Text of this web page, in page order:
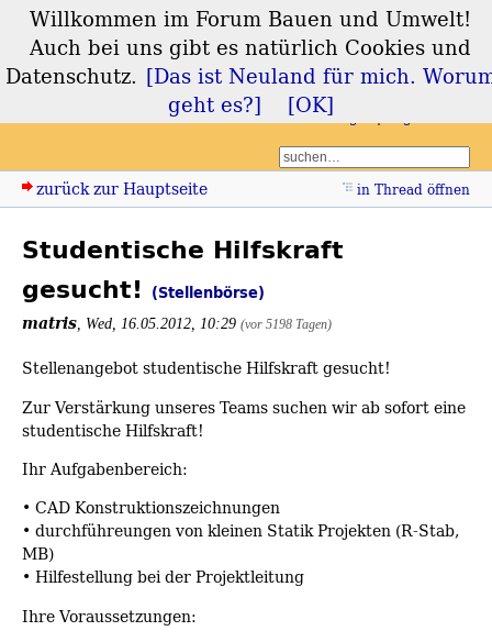
Forum Bauen und
Umwelt
zurück zur Hauptseite in Thread öffnen
Studentische Hilfskraft
gesucht! (Stellenbörse)
matris Wed, 16.05.2012, 10:29 (vor 5198 Tagen)
Stellenangebot studentische Hilfskraft gesucht!
Zur Verstärkung unseres Teams suchen wir ab sofort eine
studentische Hilfskraft!
Ihr Aufgabenbereich:
• CAD Konstruktionszeichnungen
• durchführeungen von kleinen Statik Projekten (R-Stab,
MB)
• Hilfestellung bei der Projektleitung
Ihre Voraussetzungen:
Willkommen im Forum Bauen und Umwelt!
Auch bei uns gibt es natürlich Cookies und
Datenschutz. [Das ist Neuland für mich.
geht es?]
[OK]